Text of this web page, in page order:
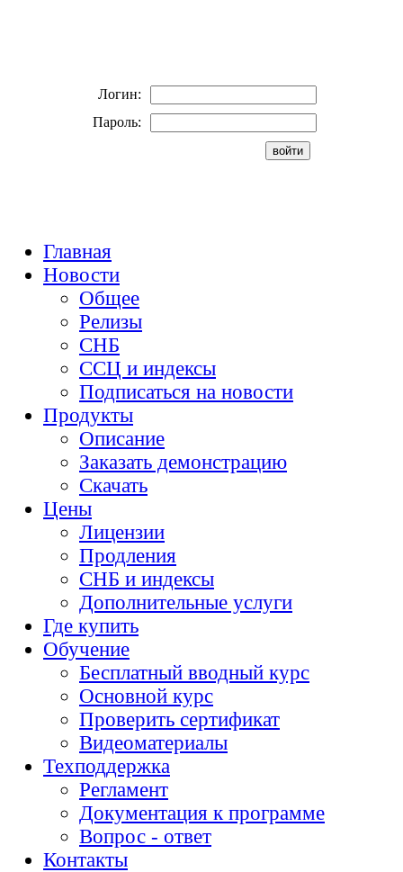
Логин:
Пароль:
Главная
Новости
Общее
Релизы
СНБ
ССЦ и индексы
Подписаться на новости
Продукты
Описание
Заказать демонстрацию
Скачать
Цены
Лицензии
Продления
СНБ и индексы
Дополнительные услуги
Где купить
Обучение
Бесплатный вводный курс
Основной курс
Проверить сертификат
Видеоматериалы
Техподдержка
Регламент
Документация к программе
Вопрос - ответ
Контакты